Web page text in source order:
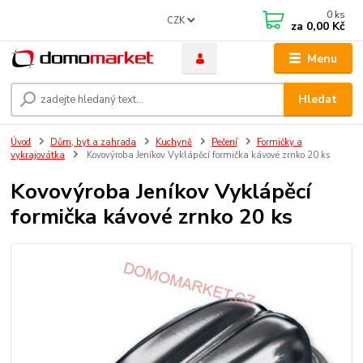
Menu
CZK
Hledat
0 ks
za 0,00 Kč
Úvod Dům, byt a zahrada Kuchyně Pečení
Formičky a
vykrajovátka
Kovovýroba Jeníkov Vyklápěcí formička kávové zrnko 20 ks
Kovovýroba Jeníkov Vyklápěcí
formička kávové zrnko 20 ks